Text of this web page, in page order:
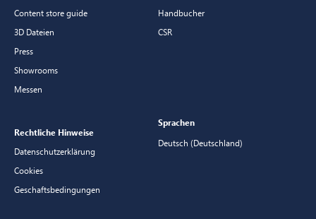
Content store guide
3D Dateien
Press
Showrooms
Messen
Handbucher
CSR
Rechtliche Hinweise
Datenschutzerklärung
Cookies
Geschaftsbedingungen
Sprachen
Deutsch (Deutschland)